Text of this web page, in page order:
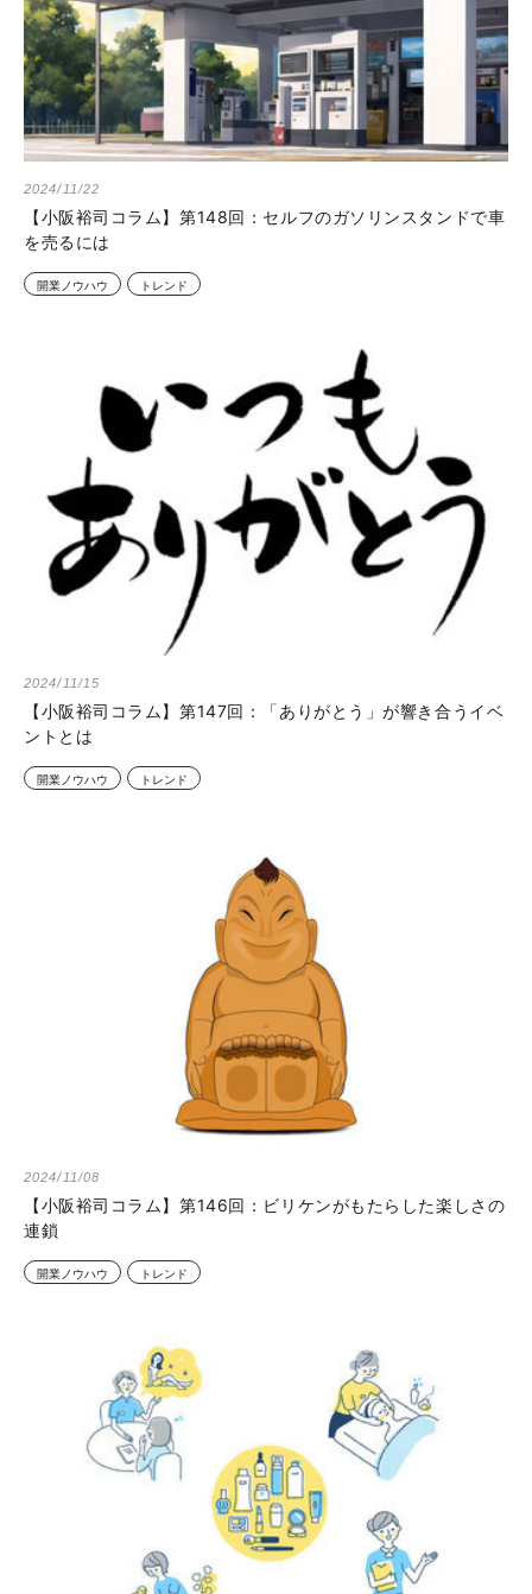
2024/11/22
【小阪裕司コラム】第148回：セルフのガソリンスタンドで車
を売るには
開業ノウハウ トレンド
2024/11/15
【小阪裕司コラム】第147回：「ありがとう」が響き合うイベ
ントとは
開業ノウハウ トレンド
2024/11/08
【小阪裕司コラム】第146回：ビリケンがもたらした楽しさの
連鎖
開業ノウハウ トレンド